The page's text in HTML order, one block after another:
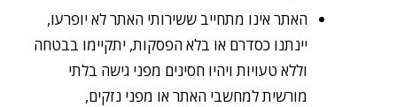
האתר אינו מתחייב ששירותי האתר לא יופרעו,
יינתנו כסדרם או בלא הפסקות, יתקיימו בבטחה
וללא טעויות ויהיו חסינים מפני גישה בלתי
מורשית למחשבי האתר או מפני נזקים,